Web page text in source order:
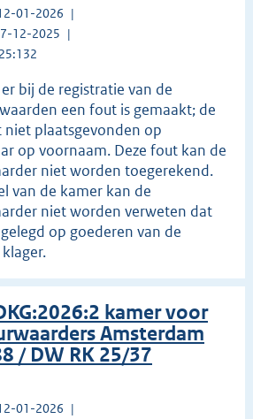
01-2026
12-2025
bij de registratie van de
een fout is gemaakt; de
plaatsgevonden op
op voornaam. Deze fout kan de
niet worden toegerekend.
van de kamer kan de
niet worden verweten dat
op goederen van de
kamer voor
Amsterdam
/ DW RK 25/37
01-2026